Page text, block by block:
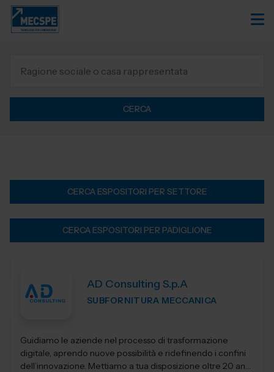
CERCA
CERCA ESPOSITORI PER SETTORE
CERCA ESPOSITORI PER PADIGLIONE
AD Consulting S.p.A
SUBFORNITURA MECCANICA
Guidiamo le aziende nel processo di trasformazione
digitale, aprendo nuove possibilità e ridefinendo i confini
dell’innovazione. Mettiamo a tua disposizione oltre 20 anni